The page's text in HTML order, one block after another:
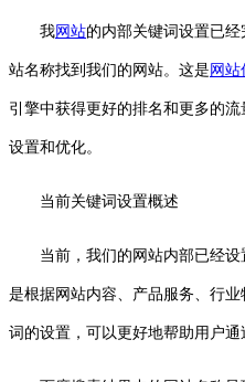
我网站的内部关键词设置已
站名称找到我们的网站。这是 网站
引擎中获得更好的排名和更多的
设置和优化。
当前关键词设置概述
当前，我们的网站内部已经
是根据网站内容、产品服务、行
词的设置，可以更好地帮助用户通